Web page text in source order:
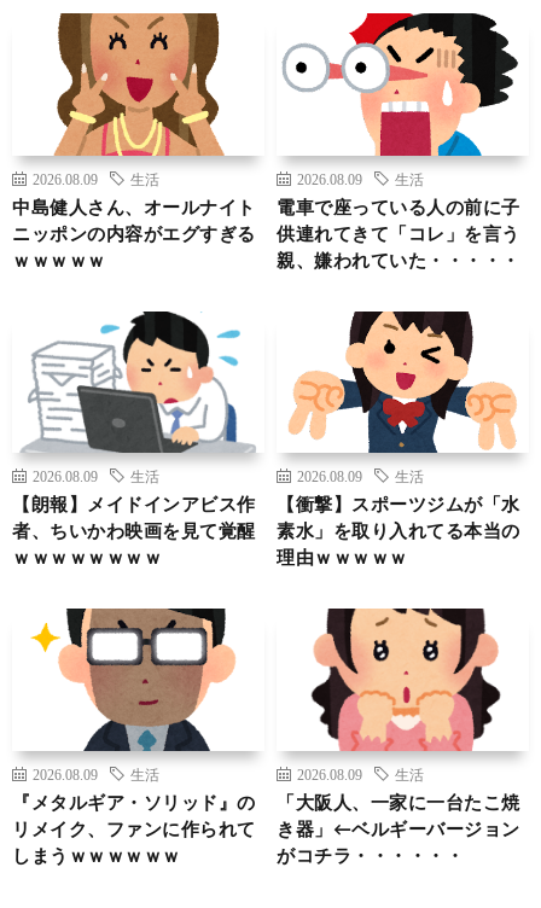
2026.08.09 生活
中島健人さん、オールナイト
ニッポンの内容がエグすぎる
ｗｗｗｗｗ
2026.08.09 生活
電車で座っている人の前に子
供連れてきて「コレ」を言う
親、嫌われていた・・・・・
2026.08.09 生活
【朗報】メイドインアビス作
者、ちいかわ映画を見て覚醒
ｗｗｗｗｗｗｗｗ
2026.08.09 生活
【衝撃】スポーツジムが「水
素水」を取り入れてる本当の
理由ｗｗｗｗｗ
2026.08.09 生活
『メタルギア・ソリッド』の
リメイク、ファンに作られて
しまうｗｗｗｗｗｗ
2026.08.09 生活
「大阪人、一家に一台たこ焼
き器」←ベルギーバージョン
がコチラ・・・・・・